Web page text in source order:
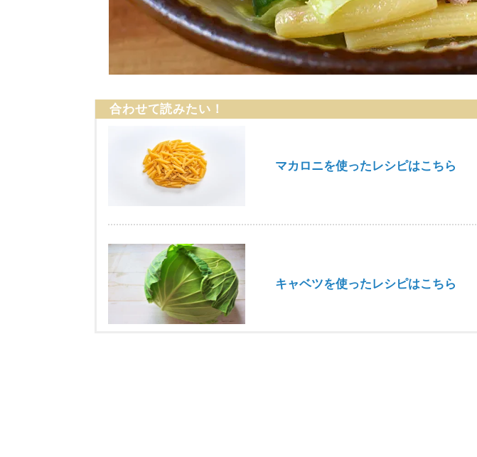
合わせて読みたい！
マカロニを使ったレシピはこちら
キャベツを使ったレシピはこちら